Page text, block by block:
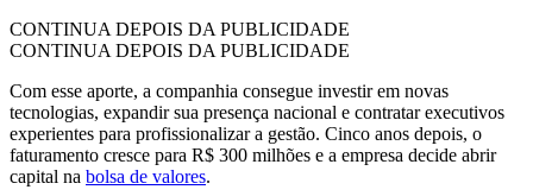
CONTINUA DEPOIS DA PUBLICIDADE
CONTINUA DEPOIS DA PUBLICIDADE
Com esse aporte, a companhia consegue investir em novas
tecnologias, expandir sua presença nacional e contratar executivos
experientes para profissionalizar a gestão. Cinco anos depois, o
faturamento cresce para R$ 300 milhões e a empresa decide abrir
capital na bolsa de valores.